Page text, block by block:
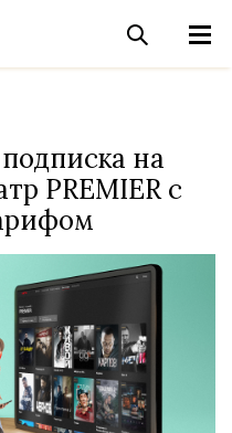
на
PREMIER с